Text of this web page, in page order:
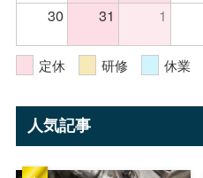
30
31 1
定休 研修 休業
人気記事